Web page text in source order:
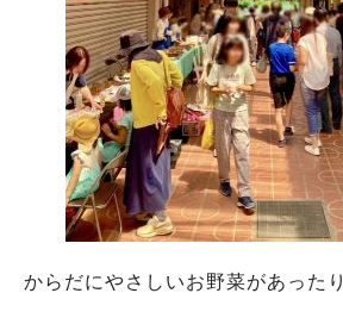
からだにやさしいお野菜があったり